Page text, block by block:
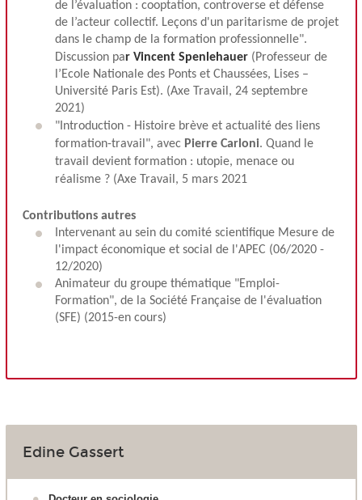
de l’évaluation : cooptation, controverse et défense
de l’acteur collectif. Leçons d'un paritarisme de projet
dans le champ de la formation professionnelle".
Discussion par Vincent Spenlehauer (Professeur de
l’Ecole Nationale des Ponts et Chaussées, Lises –
Université Paris Est). (Axe Travail, 24 septembre
2021)
"Introduction - Histoire brève et actualité des liens
formation-travail", avec Pierre Carloni. Quand le
travail devient formation : utopie, menace ou
réalisme ? (Axe Travail, 5 mars 2021
Contributions autres
Intervenant au sein du comité scientifique Mesure de
l'impact économique et social de l'APEC (06/2020 -
12/2020)
Animateur du groupe thématique "Emploi-
Formation", de la Société Française de l'évaluation
(SFE) (2015-en cours)
Edine Gassert